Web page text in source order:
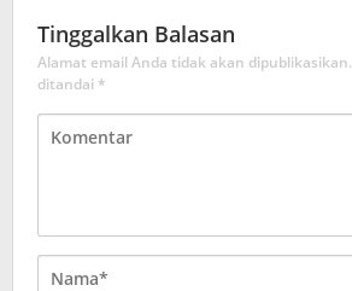
Tinggalkan Balasan
Alamat email Anda tidak akan dipublikasikan.
ditandai *